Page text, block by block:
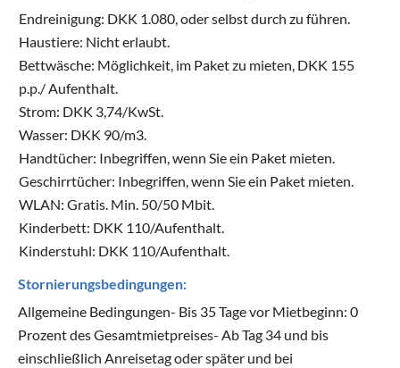
Endreinigung: DKK 1.080, oder selbst durch zu führen.
Haustiere: Nicht erlaubt.
Bettwäsche: Möglichkeit, im Paket zu mieten, DKK 155
p.p./ Aufenthalt.
Strom: DKK 3,74/KwSt.
Wasser: DKK 90/m3.
Handtücher: Inbegriffen, wenn Sie ein Paket mieten.
Geschirrtücher: Inbegriffen, wenn Sie ein Paket mieten.
WLAN: Gratis. Min. 50/50 Mbit.
Kinderbett: DKK 110/Aufenthalt.
Kinderstuhl: DKK 110/Aufenthalt.
Stornierungsbedingungen:
Allgemeine Bedingungen- Bis 35 Tage vor Mietbeginn: 0
Prozent des Gesamtmietpreises- Ab Tag 34 und bis
einschließlich Anreisetag oder später und bei